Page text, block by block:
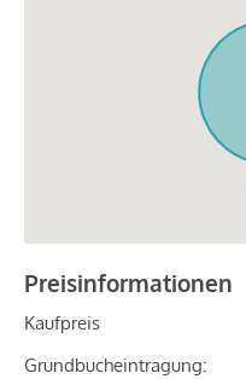
Preisinformationen
Kaufpreis
Grundbucheintragung: